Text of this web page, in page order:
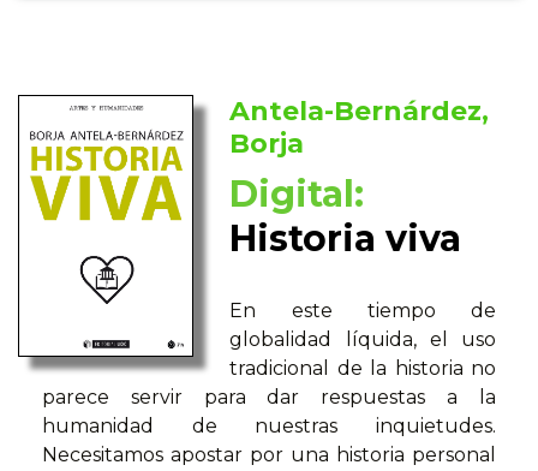
Antela-Bernárdez,
Borja
Digital:
Historia viva
En este tiempo de
globalidad líquida, el uso
tradicional de la historia no
parece servir para dar respuestas a la
humanidad de nuestras inquietudes.
Necesitamos apostar por una historia personal